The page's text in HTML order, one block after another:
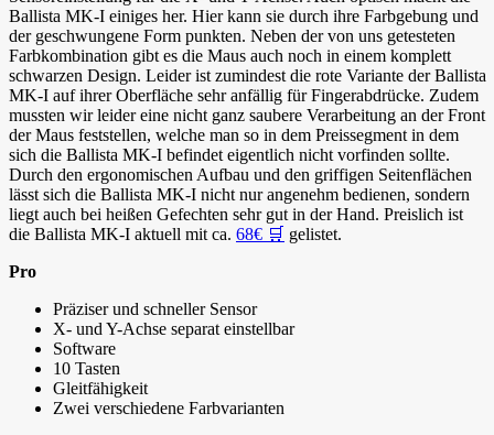
Ballista MK-I einiges her. Hier kann sie durch ihre Farbgebung und
der geschwungene Form punkten. Neben der von uns getesteten
Farbkombination gibt es die Maus auch noch in einem komplett
schwarzen Design. Leider ist zumindest die rote Variante der Ballista
MK-I auf ihrer Oberfläche sehr anfällig für Fingerabdrücke. Zudem
mussten wir leider eine nicht ganz saubere Verarbeitung an der Front
der Maus feststellen, welche man so in dem Preissegment in dem
sich die Ballista MK-I befindet eigentlich nicht vorfinden sollte.
Durch den ergonomischen Aufbau und den griffigen Seitenflächen
lässt sich die Ballista MK-I nicht nur angenehm bedienen, sondern
liegt auch bei heißen Gefechten sehr gut in der Hand. Preislich ist
die Ballista MK-I aktuell mit ca. 68€ 🛒 gelistet.
Pro
Präziser und schneller Sensor
X- und Y-Achse separat einstellbar
Software
10 Tasten
Gleitfähigkeit
Zwei verschiedene Farbvarianten